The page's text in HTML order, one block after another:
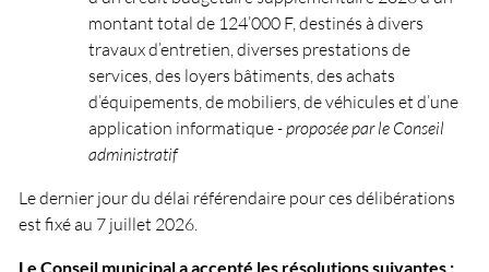
montant total de 124’000 F, destinés à divers
travaux d’entretien, diverses prestations de
services, des loyers bâtiments, des achats
d’équipements, de mobiliers, de véhicules et d’une
application informatique- proposée par le Conseil
administratif
Le dernier jour du délai référendaire pour ces délibérations
est fixé au 7 juillet 2026.
Le Conseil municipal a accepté les résolutions suivantes :